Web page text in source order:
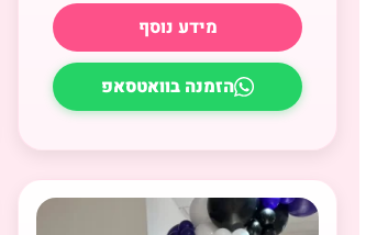
מידע נוסף
הזמנה בוואטסאפ